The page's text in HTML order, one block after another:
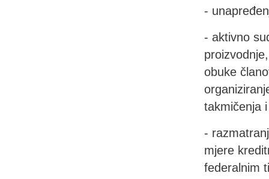
-
- aktivno
obuke
takmičenja
-
mjere
federalnim